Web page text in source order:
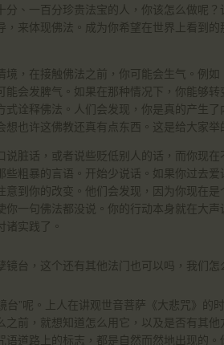
分、一百分珍贵法宝的人，你该怎么做呢
，来体现佛法。成为你希望在世界上看到
，在接触佛法之前，你可能会生气。例如
能会发脾气。如果在那种情况下，你能够
式诠释佛法。人们会发现，你是真的产生
也许这佛教还真有点东西。这是给大家举
说脏话，或者说些贬低别人的话，而你现
些粗暴的言语。开始少说话。如果你过去
意到你的改变。他们会发现，因为你现在
你一句佛法都没说。你的行动本身就在大
实践了。
镜台，这个还有其他法门也可以吗，我们怎
台”呢。上人在讲观世音菩萨《大悲咒》的
之前，就想知道怎么用它，以及是否有其他
语道路上的标志，都是自然而然地出现的